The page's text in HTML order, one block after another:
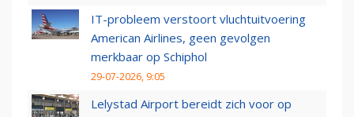
IT-probleem verstoort vluchtuitvoering
American Airlines, geen gevolgen
merkbaar op Schiphol
29-07-2026, 9:05
Lelystad Airport bereidt zich voor op